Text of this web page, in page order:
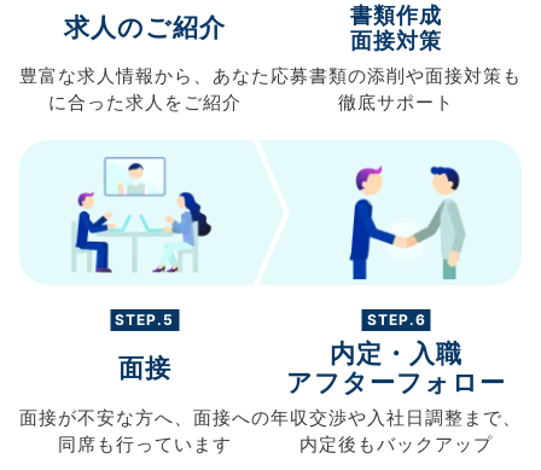
求人のご紹介
豊富な求人情報から、 あなた
に合った求人を ご紹介
書類作成
面接対策
応募書類の添削や面接対策も
徹底サポート
STEP.5
面接
面接が不安な方へ、 面接への
同席も行っています
STEP.6
内定・入職
アフターフォロー
年収交渉や入社日調整まで、
内定後もバックアップ